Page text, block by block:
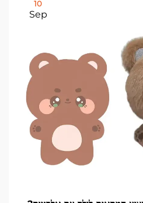
10
Sep